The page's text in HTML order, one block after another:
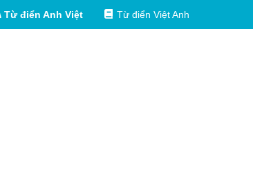
Từ điển Anh Việt Từ điển Việt Anh